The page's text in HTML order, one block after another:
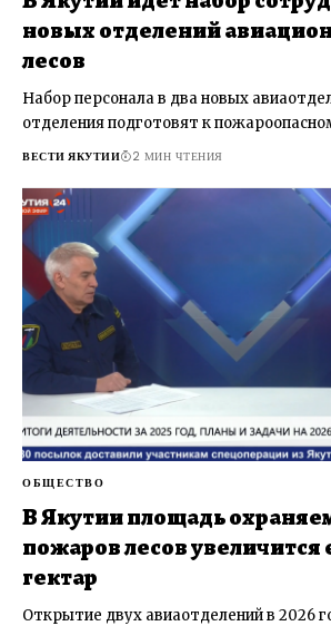
новых отделений
лесов
Набор персонала в два новых
отделения подготовят к
ВЕСТИ ЯКУТИИ 2 МИН ЧТЕНИЯ
ОБЩЕСТВО
В Якутии площадь
пожаров лесов увеличится
гектар
Открытие двух авиаотделений в 2026